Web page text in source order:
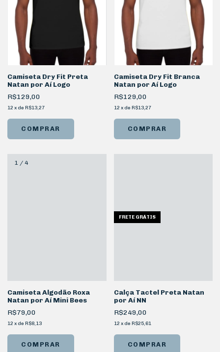
Camiseta Dry Fit Preta
Natan por Aí Logo
R$129,00
12 x de R$13,27
COMPRAR
Camiseta Dry Fit Branca
Natan por Aí Logo
R$129,00
12 x de R$13,27
COMPRAR
1 / 4
Camiseta Algodão Roxa
Natan por Aí Mini Bees
R$79,00
12 x de R$8,13
COMPRAR
FRETE GRÁTIS
Calça Tactel Preta Natan
por Aí NN
R$249,00
12 x de R$25,61
COMPRAR